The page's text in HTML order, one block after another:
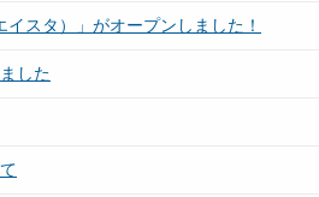
スタ）」がオープンしました！
した